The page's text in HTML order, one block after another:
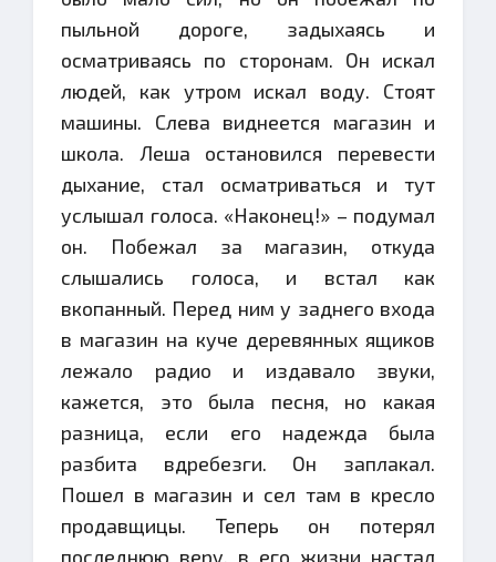
пыльной дороге, задыхаясь и
осматриваясь по сторонам. Он искал
людей, как утром искал воду. Стоят
машины. Слева виднеется магазин и
школа. Леша остановился перевести
дыхание, стал осматриваться и тут
услышал голоса. «Наконец!» – подумал
он. Побежал за магазин, откуда
слышались голоса, и встал как
вкопанный. Перед ним у заднего входа
в магазин на куче деревянных ящиков
лежало радио и издавало звуки,
кажется, это была песня, но какая
разница, если его надежда была
разбита вдребезги. Он заплакал.
Пошел в магазин и сел там в кресло
продавщицы. Теперь он потерял
последнюю веру, в его жизни настал